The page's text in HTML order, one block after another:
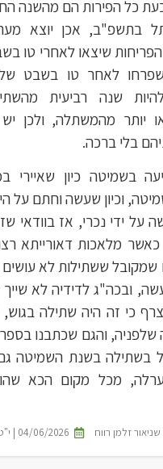
כל הפירות הם מהשנה
בתשפ"ב, אכן יוצא
שיצאו לאחרי טו
לאחר טו בשבט
שנה רביעית
יותר מהמשתלה, ולכן
בלי ברכה.
בשמיטה כיון שאיירי
וכיון שעשה וחתם על
על ידי נכרי, אז בוודאי
מלאכות דאורייתא
שמקובל ששתילות לא
ובכה"ג לדידיה לא שייך
כי זה היה שתילה
שלפניה, והגם שכתבנו
בשתילה בשנת השמיטה
מכל מקום הכא
זלמן רווח 04/06/2026 | י"ט סיון התשפ"ו